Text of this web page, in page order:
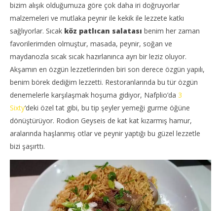
bizim alışık olduğumuza göre çok daha iri doğruyorlar
malzemeleri ve mutlaka peynir ile kekik ile lezzete katkı
sağlıyorlar. Sıcak köz patlıcan salatası benim her zaman
favorilerimden olmuştur, masada, peynir, soğan ve
maydanozla sıcak sıcak hazırlanınca ayrı bir leziz oluyor.
Akşamın en özgün lezzetlerinden biri son derece özgün yapılı,
benim börek dediğim lezzetti. Restoranlarında bu tür özgün
denemelerle karşılaşmak hoşuma gidiyor, Nafplio’da 3
Sixty‘deki özel tat gibi, bu tip şeyler yemeği gurme öğüne
dönüştürüyor. Rodion Geyseis de kat kat kızarmış hamur,
aralarında haşlanmış otlar ve peynir yaptığı bu güzel lezzetle
bizi şaşırttı.